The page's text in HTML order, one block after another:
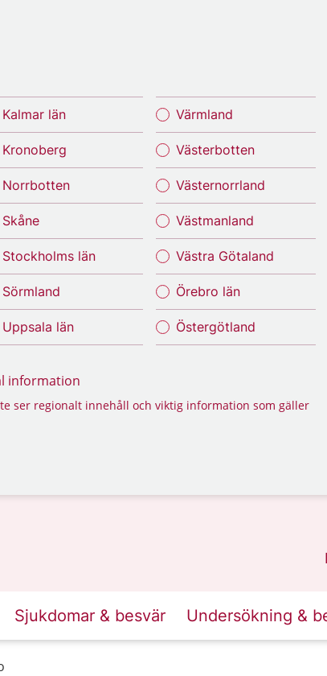
Kalmar län
Kronoberg
Norrbotten
Skåne
Stockholms län
Sörmland
Uppsala län
Värmland
Västerbotten
Västernorrland
Västmanland
Västra Götaland
Örebro län
Östergötland
information
ser regionalt innehåll och viktig information som gäller
Sjukdomar & besvär Undersökning &